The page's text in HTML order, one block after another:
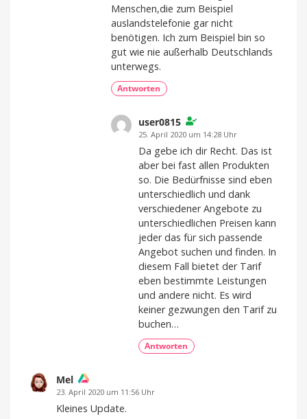
Menschen,die zum Beispiel
auslandstelefonie gar nicht
benötigen. Ich zum Beispiel bin so
gut wie nie außerhalb Deutschlands
unterwegs.
Antworten
user0815
25. April 2020 um 14:28 Uhr
Da gebe ich dir Recht. Das ist
aber bei fast allen Produkten
so. Die Bedürfnisse sind eben
unterschiedlich und dank
verschiedener Angebote zu
unterschiedlichen Preisen kann
jeder das für sich passende
Angebot suchen und finden. In
diesem Fall bietet der Tarif
eben bestimmte Leistungen
und andere nicht. Es wird
keiner gezwungen den Tarif zu
buchen…
Antworten
Mel
23. April 2020 um 11:56 Uhr
Kleines Update.